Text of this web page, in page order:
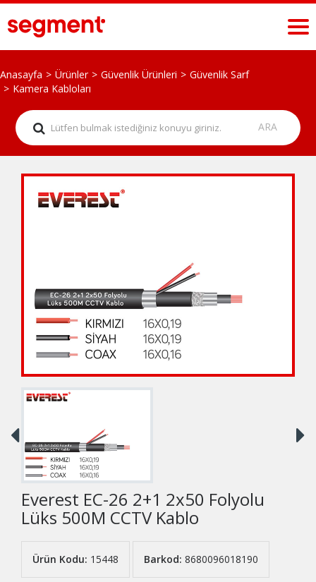
Anasayfa Ürünler Güvenlik Ürünleri
Güvenlik Sarf
Kamera Kabloları
Everest EC-26 2+1 2x50 Folyolu
Lüks 500M CCTV Kablo
Ürün Kodu: 15448 Barkod: 8680096018190